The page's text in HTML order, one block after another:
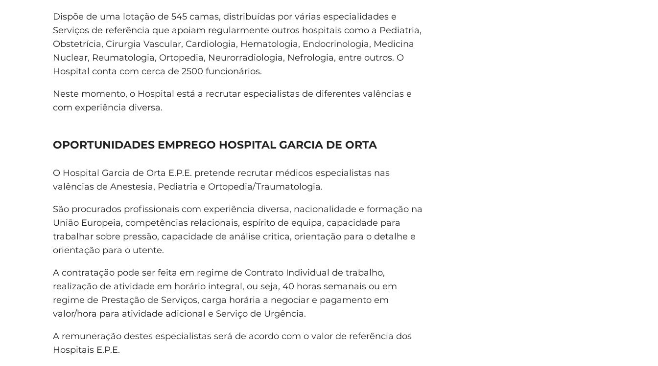
Dispõe de uma lotação de 545 camas, distribuídas por várias especialidades e
Serviços de referência que apoiam regularmente outros hospitais como a Pediatria,
Obstetrícia, Cirurgia Vascular, Cardiologia, Hematologia, Endocrinologia, Medicina
Nuclear, Reumatologia, Ortopedia, Neurorradiologia, Nefrologia, entre outros. O
Hospital conta com cerca de 2500 funcionários.
Neste momento, o Hospital está a recrutar especialistas de diferentes valências e
com experiência diversa.
OPORTUNIDADES EMPREGO HOSPITAL GARCIA DE ORTA
O Hospital Garcia de Orta E.P.E. pretende recrutar médicos especialistas nas
valências de Anestesia, Pediatria e Ortopedia/Traumatologia.
São procurados profissionais com experiência diversa, nacionalidade e formação na
União Europeia, competências relacionais, espírito de equipa, capacidade para
trabalhar sobre pressão, capacidade de análise critica, orientação para o detalhe e
orientação para o utente.
A contratação pode ser feita em regime de Contrato Individual de trabalho,
realização de atividade em horário integral, ou seja, 40 horas semanais ou em
regime de Prestação de Serviços, carga horária a negociar e pagamento em
valor/hora para atividade adicional e Serviço de Urgência.
A remuneração destes especialistas será de acordo com o valor de referência dos
Hospitais E.P.E.